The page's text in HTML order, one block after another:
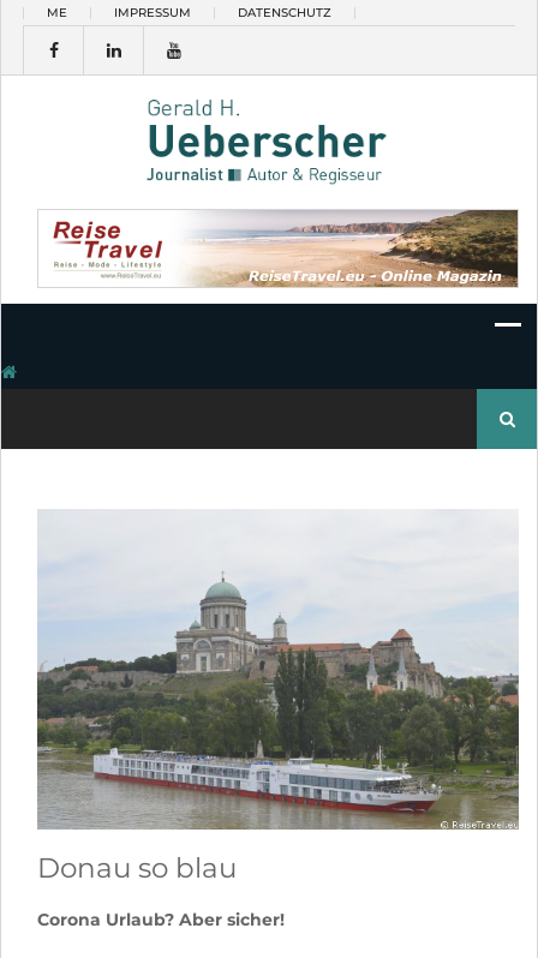
Skip
content
ME IMPRESSUM DATENSCHUTZ
nach:
Donau so blau
Corona Urlaub? Aber sicher!